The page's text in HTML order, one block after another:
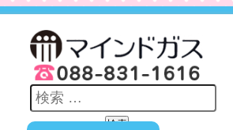
検索